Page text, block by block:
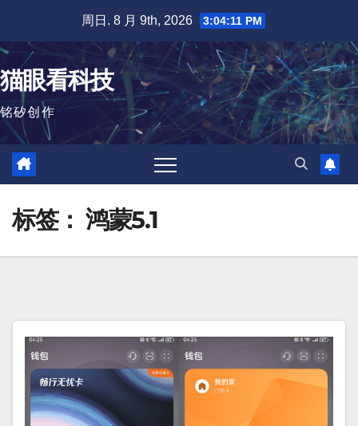
内
容
周日. 8 月 9th, 2026 3:04:12 PM
猫眼看科技
铭矽创作
标签： 鸿蒙5.1